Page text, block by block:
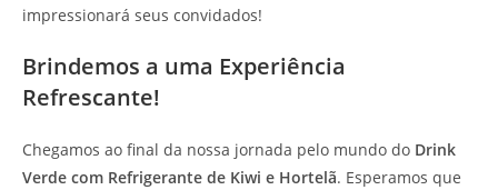
impressionará seus convidados!
Brindemos a uma Experiência
Refrescante!
Chegamos ao final da nossa jornada pelo mundo do Drink
Verde com Refrigerante de Kiwi e Hortelã. Esperamos que